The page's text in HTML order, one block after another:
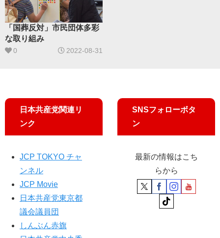
「国葬反対」市民団体多彩
な取り組み
0 2022-08-31
日本共産党関連リ
ンク
JCP TOKYO チャ
ンネル
JCP Movie
日本共産党東京都
議会議員団
しんぶん赤旗
SNSフォローボタ
ン
最新の情報はこち
らから